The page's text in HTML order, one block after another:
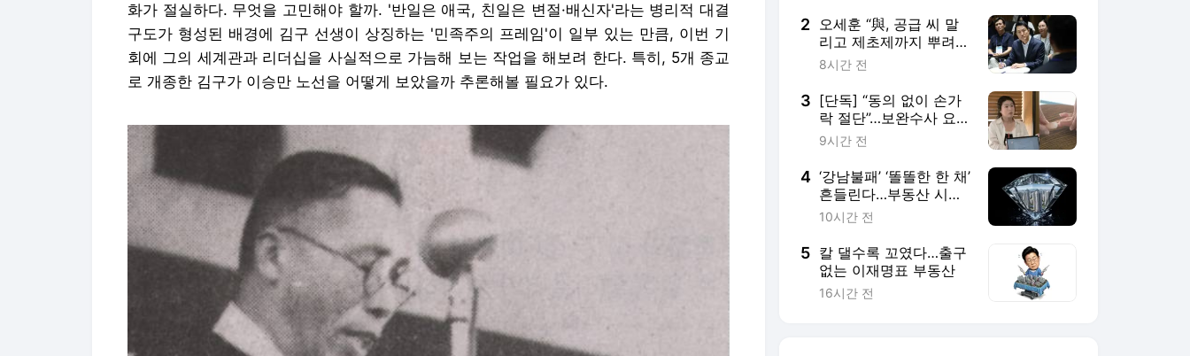
화가 절실하다. 무엇을 고민해야 할까. '반일은 애국, 친일은 변절·배신자'라는 병리적 대결
구도가 형성된 배경에 김구 선생이 상징하는 '민족주의 프레임'이 일부 있는 만큼, 이번 기
회에 그의 세계관과 리더십을 사실적으로 가늠해 보는 작업을 해보려 한다. 특히, 5개 종교
로 개종한 김구가 이승만 노선을 어떻게 보았을까 추론해볼 필요가 있다.
2 오세훈 “與, 공급 씨 말
리고 제초제까지 뿌려놓
고 남 탓…적반하장”
8시간 전
3 [단독] “동의 없이 손가
락 절단”…보완수사 요구
에도 대질조사 안 한 경
9시간 전
4 ‘강남불패’ ‘똘똘한 한 채’
흔들린다…부동산 시장
대재편
10시간 전
5 칼 댈수록 꼬였다…출구
없는 이재명표 부동산
16시간 전